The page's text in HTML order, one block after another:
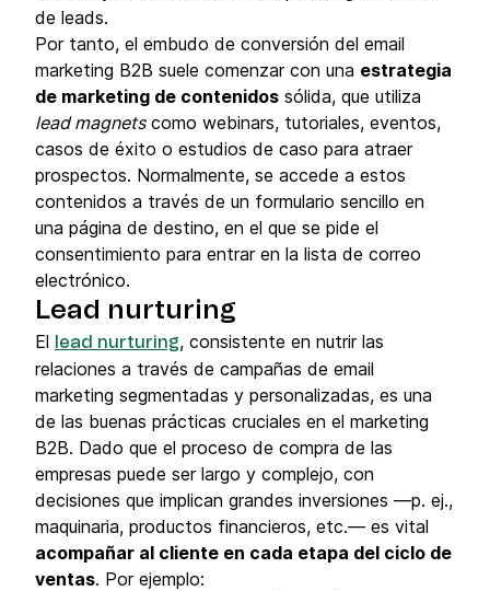
de leads.
Por tanto, el embudo de conversión del email
marketing B2B suele comenzar con una estrategia
de marketing de contenidos sólida, que utiliza
lead magnetscomo webinars, tutoriales, eventos,
casos de éxito o estudios de caso para atraer
prospectos. Normalmente, se accede a estos
contenidos a través de un formulario sencillo en
una página de destino, en el que se pide el
consentimiento para entrar en la lista de correo
electrónico.
Lead nurturing
El lead nurturing, consistente en nutrir las
relaciones a través de campañas de email
marketing segmentadas y personalizadas, es una
de las buenas prácticas cruciales en el marketing
B2B. Dado que el proceso de compra de las
empresas puede ser largo y complejo, con
decisiones que implican grandes inversiones —p. ej.,
maquinaria, productos financieros, etc.— es vital
acompañar al cliente en cada etapa del ciclo de
ventas. Por ejemplo: